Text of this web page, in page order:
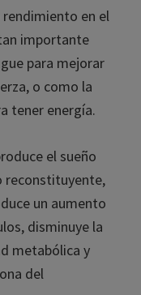
rendimiento en
tan importante
para mejorar
tener energía.
el sueño
pues se
en los